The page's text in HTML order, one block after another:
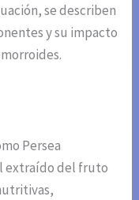
se describen
y su impacto
Persea
extraído del fruto